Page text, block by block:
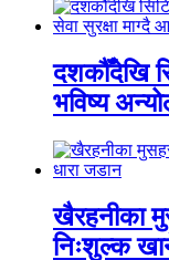
दशकौँदेखि
भविष्य
खैरहनीका
निःशुल्क